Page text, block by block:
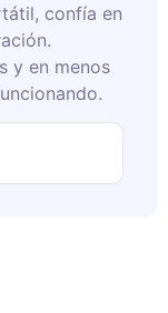
confía en
y en menos